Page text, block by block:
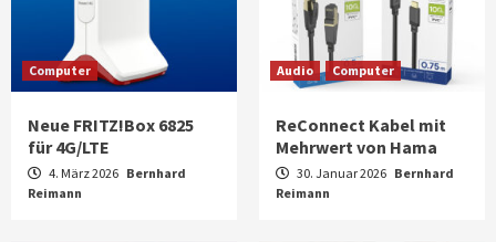
Computer
Neue FRITZ!Box 6825
für 4G/LTE
4. März 2026 Bernhard
Reimann
Audio Computer
ReConnect Kabel mit
Mehrwert von Hama
30. Januar 2026 Bernhard
Reimann